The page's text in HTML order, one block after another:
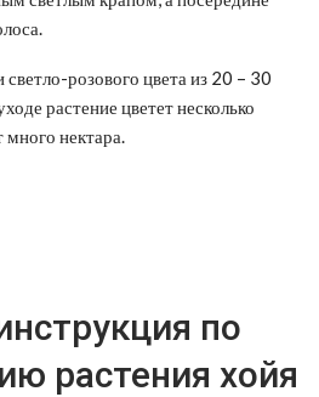
светло-розового цвета из 20 – 30
растение цветет несколько
нектара.
по
растения хойя